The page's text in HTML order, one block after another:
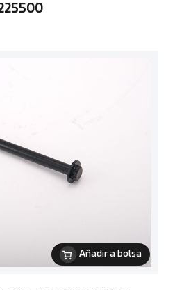
Añadir a bolsa